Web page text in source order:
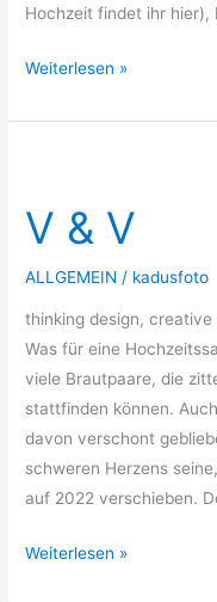
Hochzeit findet ihr hier),
Weiterlesen »
V & V
ALLGEMEIN / kadusfoto
thinking design,
Was für eine
viele Brautpaare, die
stattfinden können.
davon verschont
schweren Herzens
auf 2022 verschieben.
V
Weiterlesen »